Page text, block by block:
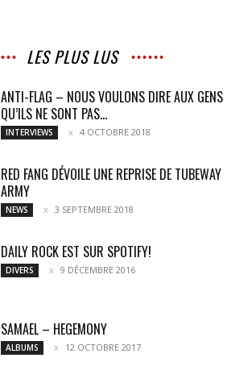
LES PLUS LUS
ANTI-FLAG – NOUS VOULONS DIRE AUX GENS
QU’ILS NE SONT PAS...
INTERVIEWS 4 OCTOBRE 2018
RED FANG DÉVOILE UNE REPRISE DE TUBEWAY
ARMY
NEWS 3 SEPTEMBRE 2018
DAILY ROCK EST SUR SPOTIFY!
DIVERS 9 DÉCEMBRE 2016
SAMAEL – HEGEMONY
ALBUMS 12 OCTOBRE 2017